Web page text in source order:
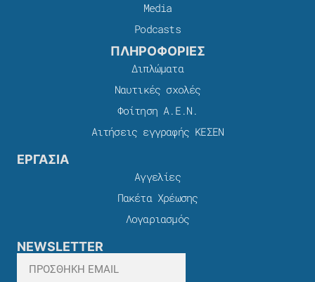
Media
Podcasts
ΠΛΗΡΟΦΟΡΙΕΣ
Διπλώματα
Ναυτικές σχολές
Φοίτηση Α.Ε.Ν.
Αιτήσεις εγγραφής ΚΕΣΕΝ
ΕΡΓΑΣΙΑ
Αγγελίες
Πακέτα Χρέωσης​
Λογαριασμός
NEWSLETTER